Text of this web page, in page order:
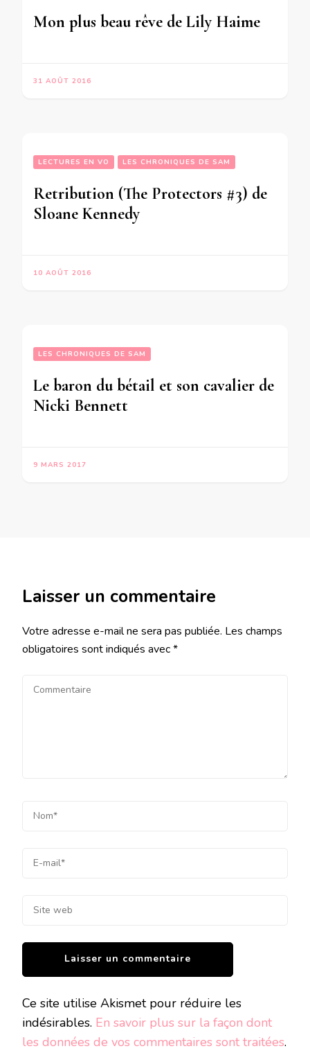
Mon plus beau rêve de Lily Haime
31 AOÛT 2016
LECTURES EN VO LES CHRONIQUES DE SAM
Retribution (The Protectors #3) de
Sloane Kennedy
10 AOÛT 2016
LES CHRONIQUES DE SAM
Le baron du bétail et son cavalier de
Nicki Bennett
9 MARS 2017
Laisser un commentaire
Votre adresse e-mail ne sera pas publiée. Les champs
obligatoires sont indiqués avec*
Ce site utilise Akismet pour réduire les
indésirables. En savoir plus sur la façon dont
les données de vos commentaires sont traitées.